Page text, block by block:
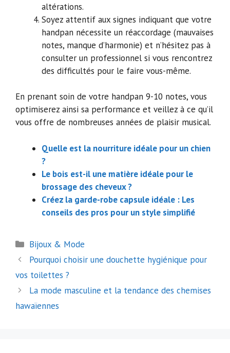
altérations.
Soyez attentif aux signes indiquant que votre
handpan nécessite un réaccordage (mauvaises
notes, manque d’harmonie) et n’hésitez pas à
consulter un professionnel si vous rencontrez
des difficultés pour le faire vous-même.
En prenant soin de votre handpan 9-10 notes, vous
optimiserez ainsi sa performance et veillez à ce qu’il
vous offre de nombreuses années de plaisir musical.
Quelle est la nourriture idéale pour un chien
?
Le bois est-il une matière idéale pour le
brossage des cheveux ?
Créez la garde-robe capsule idéale : Les
conseils des pros pour un style simplifié
Catégories
Bijoux & Mode
Navigation
Pourquoi choisir une douchette hygiénique pour
vos toilettes ?
La mode masculine et la tendance des chemises
hawaïennes